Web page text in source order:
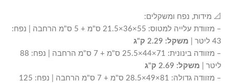
📐 מידות, נפח ומשקלים:
– מזוודת עלייה למטוס: 55×36×21.5 ס"מ + 5 ס"מ הרחבה | נפח:
43 ליטר |
משקל: 2.29 ק"ג
– מזוודה בינונית: 71×44×25.5 ס"מ + 7 ס"מ הרחבה | נפח: 88
ליטר |
משקל: 2.69 ק"ג
– מזוודה גדולה: 81×49×28.5 ס"מ + 7 ס"מ הרחבה | נפח: 125